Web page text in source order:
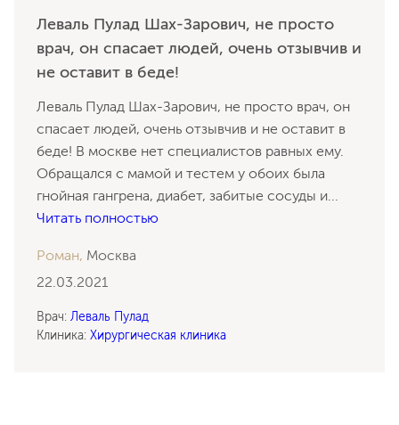
Леваль Пулад Шах-Зарович, не просто
врач, он спасает людей, очень отзывчив и
не оставит в беде!
Леваль Пулад Шах-Зарович, не просто врач, он
спасает людей, очень отзывчив и не оставит в
беде! В москве нет специалистов равных ему.
Обращался с мамой и тестем у обоих была
гнойная гангрена, диабет, забитые сосуды и...
Читать полностью
Роман, Москва
22.03.2021
Врач: Леваль Пулад
Клиника: Хирургическая клиника